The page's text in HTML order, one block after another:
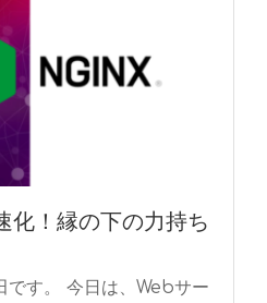
化！縁の下の力持ち
です。 今日は、Webサー